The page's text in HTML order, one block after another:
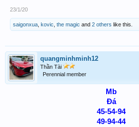
23/1/20
saigonxua kovic the magic and 2 others like this.
quangminhminh12
Thần Tài
Perennial member
Mb
Đá
45-54-94
49-94-44